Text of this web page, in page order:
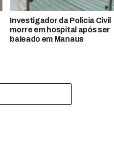
Investigador da Polícia Civil
morre em hospital após ser
baleado em Manaus